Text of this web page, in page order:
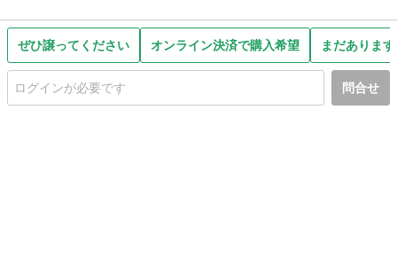
ぜひ譲ってください オンライン決済で購入希望 まだありま
問合せ